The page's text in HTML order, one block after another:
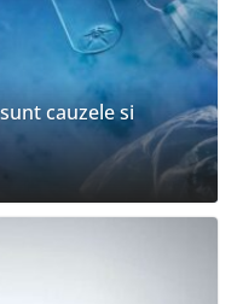
cauzele si